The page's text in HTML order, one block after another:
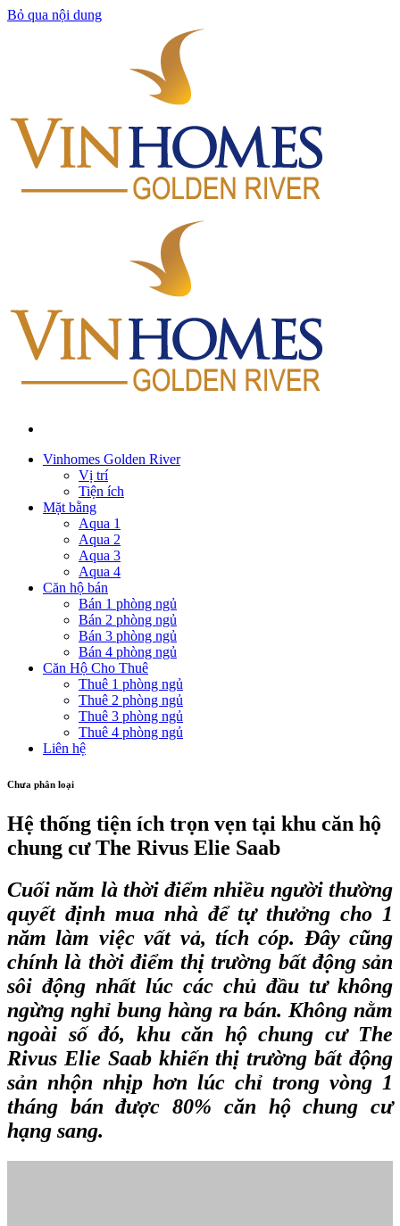
Bỏ qua nội dung
Vinhomes Golden River
Vị trí
Tiện ích
Mặt bằng
Aqua 1
Aqua 2
Aqua 3
Aqua 4
Căn hộ bán
Bán 1 phòng ngủ
Bán 2 phòng ngủ
Bán 3 phòng ngủ
Bán 4 phòng ngủ
Căn Hộ Cho Thuê
Thuê 1 phòng ngủ
Thuê 2 phòng ngủ
Thuê 3 phòng ngủ
Thuê 4 phòng ngủ
Liên hệ
Chưa phân loại
Hệ thống tiện ích trọn vẹn tại khu căn hộ
chung cư The Rivus Elie Saab
Cuối năm là thời điểm nhiều người thường
quyết định mua nhà để tự thưởng cho 1
năm làm việc vất vả, tích cóp. Đây cũng
chính là thời điểm thị trường bất động sản
sôi động nhất lúc các chủ đầu tư không
ngừng nghỉ bung hàng ra bán. Không nằm
ngoài số đó, khu căn hộ chung cư The
Rivus Elie Saab khiến thị trường bất động
sản nhộn nhịp hơn lúc chỉ trong vòng 1
tháng bán được 80% căn hộ chung cư
hạng sang.